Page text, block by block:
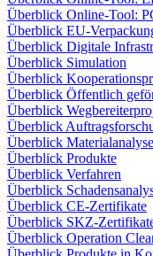
Überblick Online-Tool:
Überblick EU-
Überblick Digitale
Überblick Simulation
Überblick
Überblick Öffentlich
Überblick
Überblick
Überblick Materialanalyse
Überblick Produkte
Überblick Verfahren
Überblick
Überblick CE-Zertifikate
Überblick SKZ-
Überblick Operation